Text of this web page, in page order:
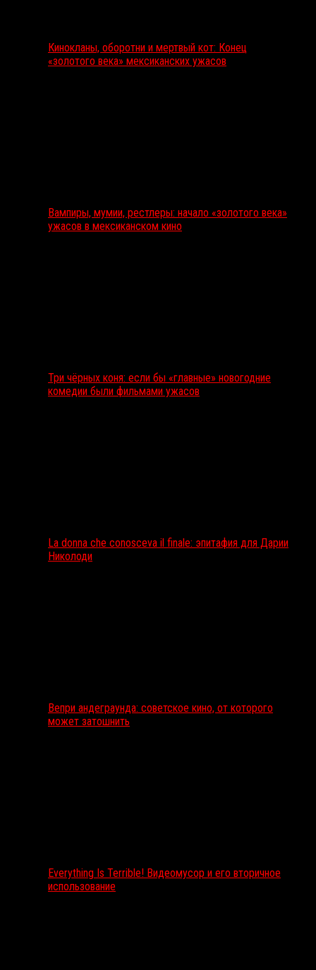
Кинокланы, оборотни и мертвый кот: Конец
«золотого века» мексиканских ужасов
Вампиры, мумии, рестлеры: начало «золотого века»
ужасов в мексиканском кино
Три чёрных коня: если бы «главные» новогодние
комедии были фильмами ужасов
La donna che conosceva il finale: эпитафия для Дарии
Николоди
Вепри андеграунда: советское кино, от которого
может затошнить
Everything Is Terrible! Видеомусор и его вторичное
использование